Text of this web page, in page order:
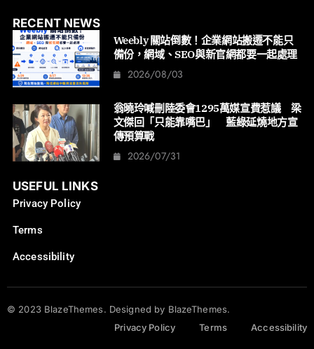
RECENT NEWS
Weebly 關站倒數！企業網站搬遷不能只
備份，網域、SEO與新官網都要一起處理
2026/08/03
翁曉玲喊刪陸委會1295萬媒宣費惹議 梁
文傑回「只能靠嘴巴」 藍綠延燒地方宣
傳預算戰
2026/07/31
USEFUL LINKS
Privacy Policy
Terms
Accessibility
© 2023 BlazeThemes. Designed by BlazeThemes.
Privacy Policy
Terms Accessibility